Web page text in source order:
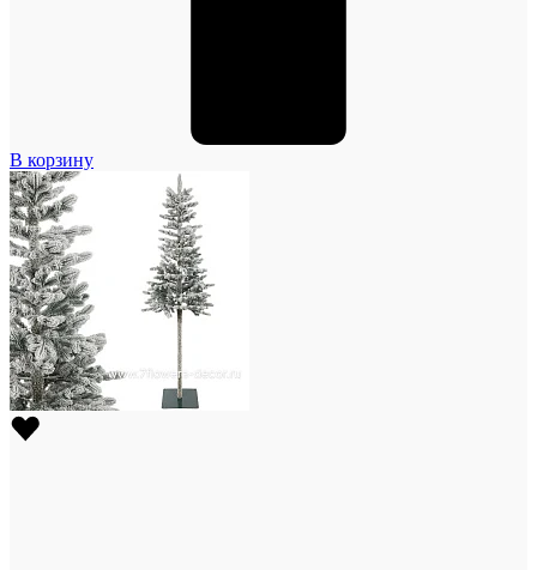
В корзину